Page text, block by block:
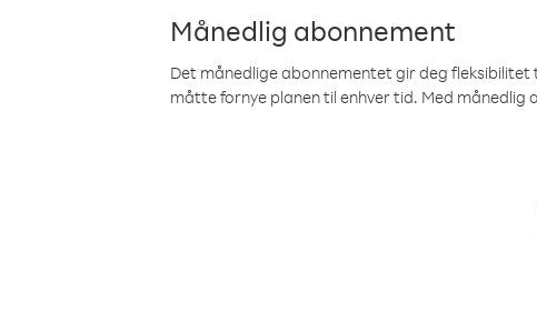
Månedlig abonnement
Det månedlige abonnementet gir deg
måtte fornye planen til enhver tid. Med